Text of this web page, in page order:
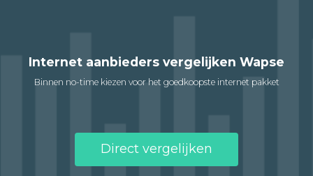
Internet aanbieders vergelijken Wapse
Binnen no-time kiezen voor het goedkoopste internet pakket
Direct vergelijken